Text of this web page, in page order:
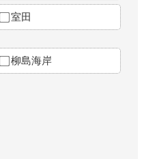
室田
柳島海岸